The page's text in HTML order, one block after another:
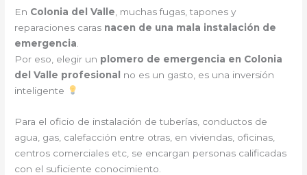
En Colonia del Valle , muchas fugas, tapones y
reparaciones caras nacen de una mala instalación de
emergencia
Por eso, elegir un plomero de emergencia en Colonia
del Valle profesional
no es un gasto, es una inversión
inteligente
Para el oficio de instalación de tuberías, conductos de
agua, gas, calefacción entre otras, en viviendas, oficinas,
centros comerciales etc, se encargan personas calificadas
con el suficiente conocimiento.